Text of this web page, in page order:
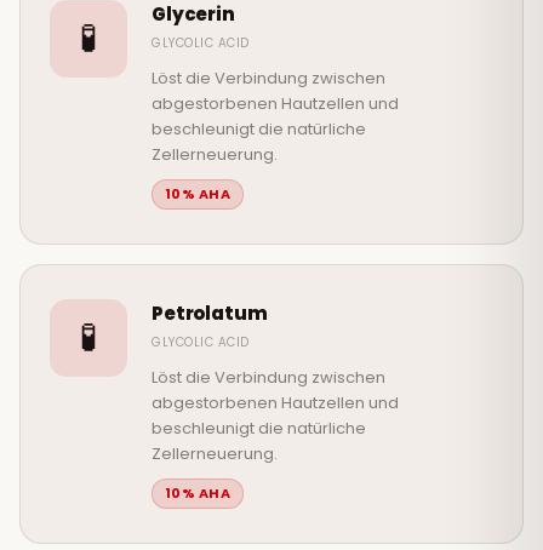
🧪
Glycerin
GLYCOLIC ACID
Löst die Verbindung zwischen
abgestorbenen Hautzellen und
beschleunigt die natürliche
Zellerneuerung.
10% AHA
🧪
Petrolatum
GLYCOLIC ACID
Löst die Verbindung zwischen
abgestorbenen Hautzellen und
beschleunigt die natürliche
Zellerneuerung.
10% AHA